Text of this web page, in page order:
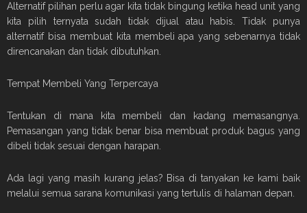
Alternatif pilihan perlu agar kita tidak bingung ketika head unit yang
kita pilih ternyata sudah tidak dijual atau habis. Tidak punya
alternatif bisa membuat kita membeli apa yang sebenarnya tidak
direncanakan dan tidak dibutuhkan.
Tempat Membeli Yang Terpercaya
Tentukan di mana kita membeli dan kadang memasangnya.
Pemasangan yang tidak benar bisa membuat produk bagus yang
dibeli tidak sesuai dengan harapan.
Ada lagi yang masih kurang jelas? Bisa di tanyakan ke kami baik
melalui semua sarana komunikasi yang tertulis di halaman depan.